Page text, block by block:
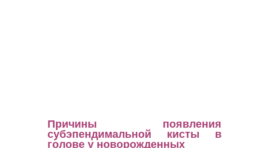
Причины появления
субэпендимальной кисты в
голове у новорожденных